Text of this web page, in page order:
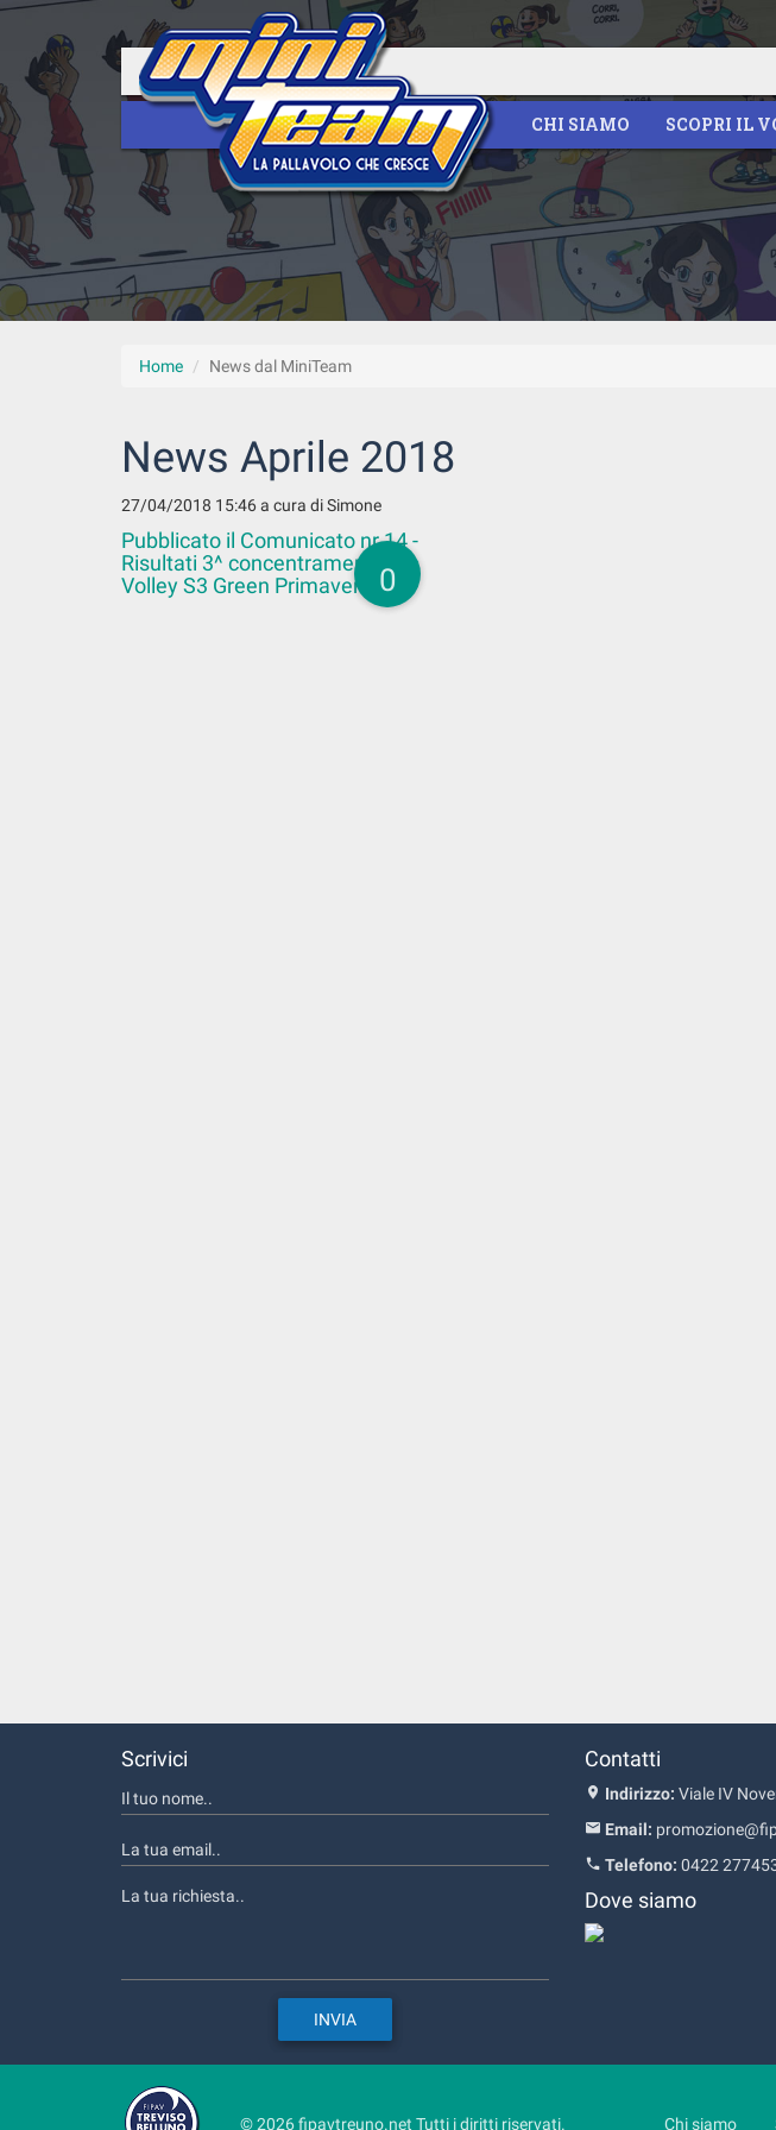
CHI SIAMO SCOPRI IL
Home News dal MiniTeam
News Aprile 2018
27/04/2018 15:46a cura di Simone
0
Pubblicato il Comunicato nr.14 -
Risultati 3^ concentramento
Volley S3 Green Primaverile
Scrivici Contatti
Indirizzo: Viale IV
Email:
Telefono: 0422
Dove siamo
© 2026 fipavtreuno.net Tutti i diritti riservati. Chi siamo